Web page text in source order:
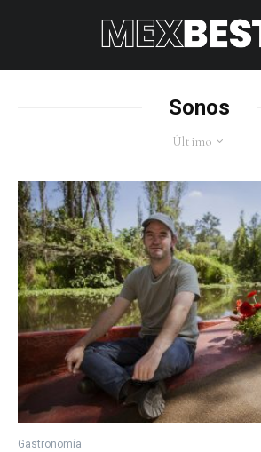
Sonos
Último
Gastronomía